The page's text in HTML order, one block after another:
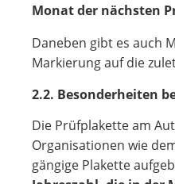
Monat der nächsten
Daneben gibt es auch
Markierung auf die
2.2. Besonderheiten
Die Prüfplakette am
Organisationen wie
gängige Plakette